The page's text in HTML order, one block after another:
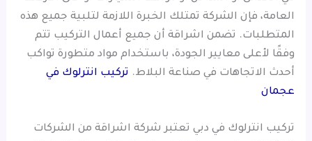
العامة، فإن الشركة تمتلك الخبرة اللازمة لتلبية جميع هذه
المتطلبات. تضمن اشراقة أن جميع أعمال التركيب تتم
وفقًا لأعلى معايير الجودة، باستخدام مواد متطورة تواكب
أحدث الاتجاهات في صناعة البلاط. تركيب انترلوك في
عجمان
تركيب انترلوك في دبي تعتبر شركة اشراقة من الشركات